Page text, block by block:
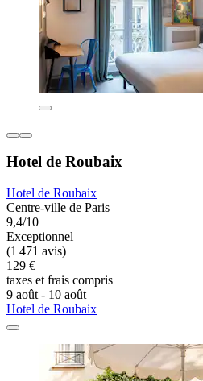
Hotel de Roubaix
Hotel de Roubaix
Centre-ville de Paris
9,4/10
Exceptionnel
(1 471 avis)
129 €
taxes et frais compris
9 août - 10 août
Hotel de Roubaix